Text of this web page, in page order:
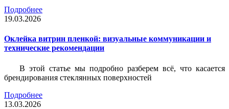
Подробнее
19.03.2026
Оклейка витрин пленкой: визуальные коммуникации и
технические рекомендации
В этой статье мы подробно разберем всё, что касается
брендирования стеклянных поверхностей
Подробнее
13.03.2026